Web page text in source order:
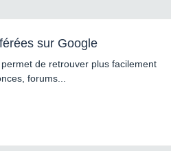
sur Google
de retrouver plus facilement
forums...